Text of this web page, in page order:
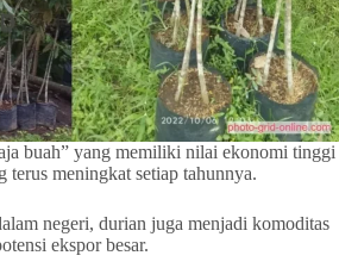
buah” yang memiliki nilai ekonomi tinggi
terus meningkat setiap tahunnya.
negeri, durian juga menjadi komoditas
ekspor besar.